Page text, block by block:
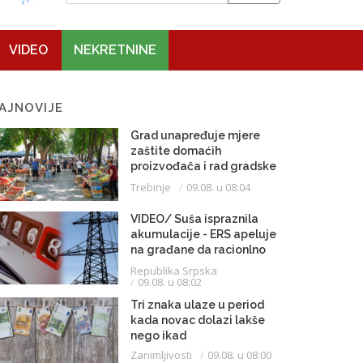
VIDEO NEKRETNINE
Grad unapređuje mjere
zaštite domaćih
proizvođača i rad gradske
pijace
Trebinje 09.08. u 08:04
VIDEO/ Suša ispraznila
akumulacije - ERS apeluje
na građane da racionlno
troše struju
Republika Srpska
09.08. u 08:02
Tri znaka ulaze u period
kada novac dolazi lakše
nego ikad
Zanimljivosti 09.08. u 08:00